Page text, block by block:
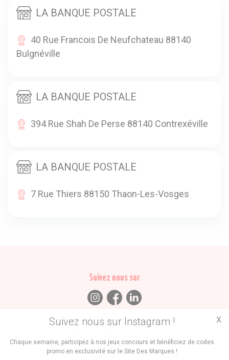
LA BANQUE POSTALE
40 Rue Francois De Neufchateau 88140
Bulgnéville
LA BANQUE POSTALE
394 Rue Shah De Perse 88140 Contrexéville
LA BANQUE POSTALE
7 Rue Thiers 88150 Thaon-Les-Vosges
Suivez nous sur Instagram !
Chaque semaine, participez à nos jeux concours et bénéficiez de codes
promo en exclusivité sur le Site Des Marques !
X
Suivez nous sur
Trouvez des
Promos Marques Boutiques